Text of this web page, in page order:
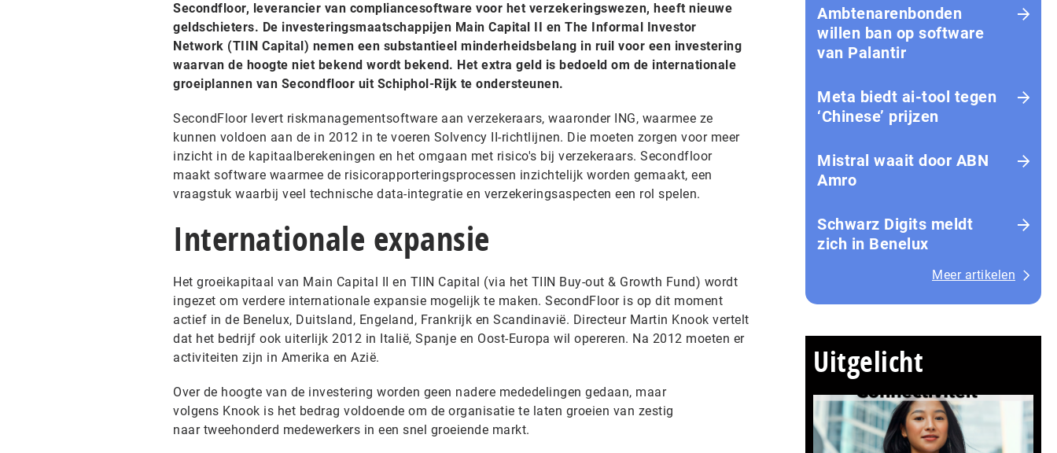
Secondfloor, leverancier van compliancesoftware voor het verzekeringswezen, heeft nieuwe
geldschieters. De investeringsmaatschappijen Main Capital II en The Informal Investor
Network (TIIN Capital) nemen een substantieel minderheidsbelang in ruil voor een investering
waarvan de hoogte niet bekend wordt bekend. Het extra geld is bedoeld om de internationale
groeiplannen van Secondfloor uit Schiphol-Rijk te ondersteunen.
SecondFloor levert riskmanagementsoftware aan verzekeraars, waaronder ING, waarmee ze
kunnen voldoen aan de in 2012 in te voeren Solvency II-richtlijnen. Die moeten zorgen voor meer
inzicht in de kapitaalberekeningen en het omgaan met risico's bij verzekeraars. Secondfloor
maakt software waarmee de risicorapporteringsprocessen inzichtelijk worden gemaakt, een
vraagstuk waarbij veel technische data-integratie en verzekeringsaspecten een rol spelen.
Internationale expansie
Het groeikapitaal van Main Capital II en TIIN Capital (via het TIIN Buy-out & Growth Fund) wordt
ingezet om verdere internationale expansie mogelijk te maken. SecondFloor is op dit moment
actief in de Benelux, Duitsland, Engeland, Frankrijk en Scandinavië. Directeur Martin Knook vertelt
dat het bedrijf ook uiterlijk 2012 in Italië, Spanje en Oost-Europa wil opereren. Na 2012 moeten er
activiteiten zijn in Amerika en Azië.
Over de hoogte van de investering worden geen nadere mededelingen gedaan, maar
volgens Knook is het bedrag voldoende om de organisatie te laten groeien van zestig
naar tweehonderd medewerkers in een snel groeiende markt.
Ambtenarenbonden
willen ban op software
van Palantir
Meta biedt ai-tool tegen
‘Chinese’ prijzen
Mistral waait door ABN
Amro
Schwarz Digits meldt
zich in Benelux
Meer artikelen
Uitgelicht